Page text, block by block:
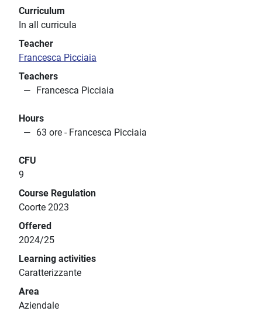
Curriculum
In all curricula
Teacher
Francesca Picciaia
Teachers
Francesca Picciaia
Hours
63 ore - Francesca Picciaia
CFU
9
Course Regulation
Coorte 2023
Offered
2024/25
Learning activities
Caratterizzante
Area
Aziendale